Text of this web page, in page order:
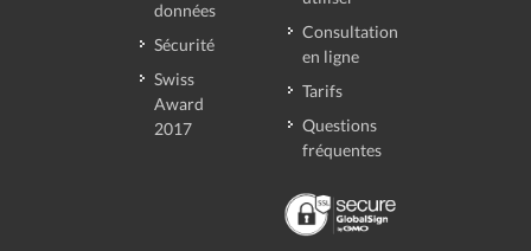
données
Sécurité
Swiss
Award
2017
Consultation
en ligne
Tarifs
Questions
fréquentes